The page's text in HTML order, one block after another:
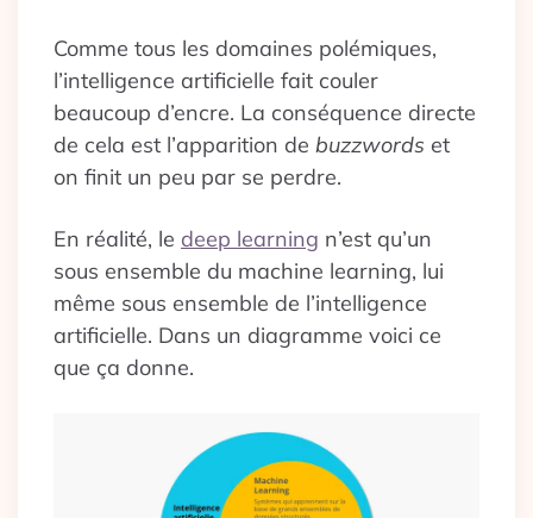
Comme tous les domaines polémiques,
l’intelligence artificielle fait couler
beaucoup d’encre. La conséquence directe
de cela est l’apparition de buzzwords et
on finit un peu par se perdre.
En réalité, le deep learning n’est qu’un
sous ensemble du machine learning, lui
même sous ensemble de l’intelligence
artificielle. Dans un diagramme voici ce
que ça donne.